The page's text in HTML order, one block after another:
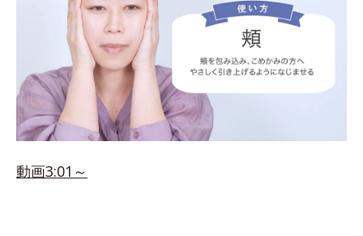
動画3:01～